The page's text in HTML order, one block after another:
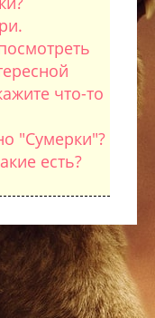
что-то
"Сумерки"?
есть?